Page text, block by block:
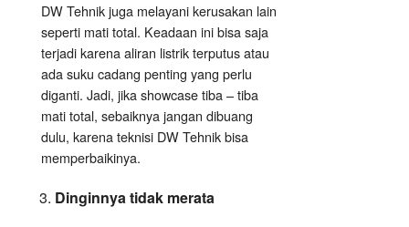
DW Tehnik juga melayani kerusakan lain
seperti mati total. Keadaan ini bisa saja
terjadi karena aliran listrik terputus atau
ada suku cadang penting yang perlu
diganti. Jadi, jika showcase tiba – tiba
mati total, sebaiknya jangan dibuang
dulu, karena teknisi DW Tehnik bisa
memperbaikinya.
Dinginnya tidak merata